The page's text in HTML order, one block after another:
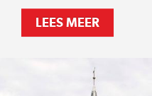
Steun ons
Contact
LEES MEER